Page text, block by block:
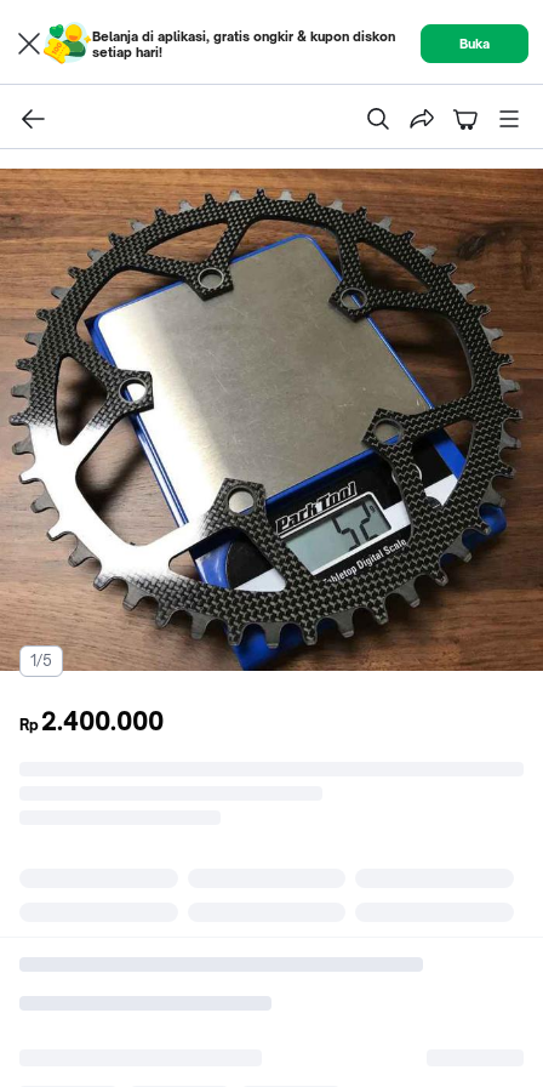
Belanja di aplikasi, gratis ongkir & kupon diskon
setiap hari!
Buka
1/5
Rp 2.400.000